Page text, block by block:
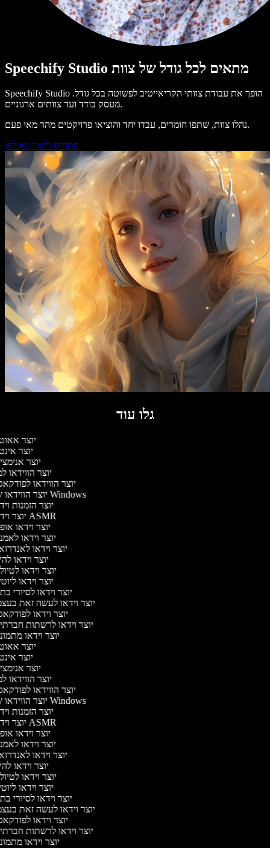
Speechify Studio מתאים לכל גודל של צוות
Speechify Studio הופך את עבודת צוותי הקריאייטיב לפשוטה בכל גודל.
מעסק בודד ועד צוותים ארגוניים.
נהלו צוות, שתפו חומרים, עבדו יחד והוציאו פרויקטים מהר מאי פעם.
התחילו ליצור באולפן
גלו עוד
יוצר
יוצר
יוצר
יוצר הווידאו
יוצר הווידאו
יוצר הווידאו של Windows
יוצר הזמנות
יוצר וידאו ASMR
יוצר וידאו
יוצר וידאו
יוצר וידאו
יוצר וידאו
יוצר וידאו
יוצר וידאו
יוצר וידאו לסיורי
יוצר וידאו לעשה זאת
יוצר וידאו
יוצר וידאו לרשתות
יוצר וידאו
יוצר
יוצר
יוצר
יוצר הווידאו
יוצר הווידאו
יוצר הווידאו של Windows
יוצר הזמנות
יוצר וידאו ASMR
יוצר וידאו
יוצר וידאו
יוצר וידאו
יוצר וידאו
יוצר וידאו
יוצר וידאו
יוצר וידאו לסיורי
יוצר וידאו לעשה זאת
יוצר וידאו
יוצר וידאו לרשתות
יוצר וידאו